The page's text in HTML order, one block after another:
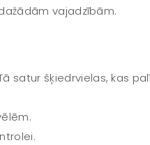
vajadzībām.
satur šķiedrvielas, kas